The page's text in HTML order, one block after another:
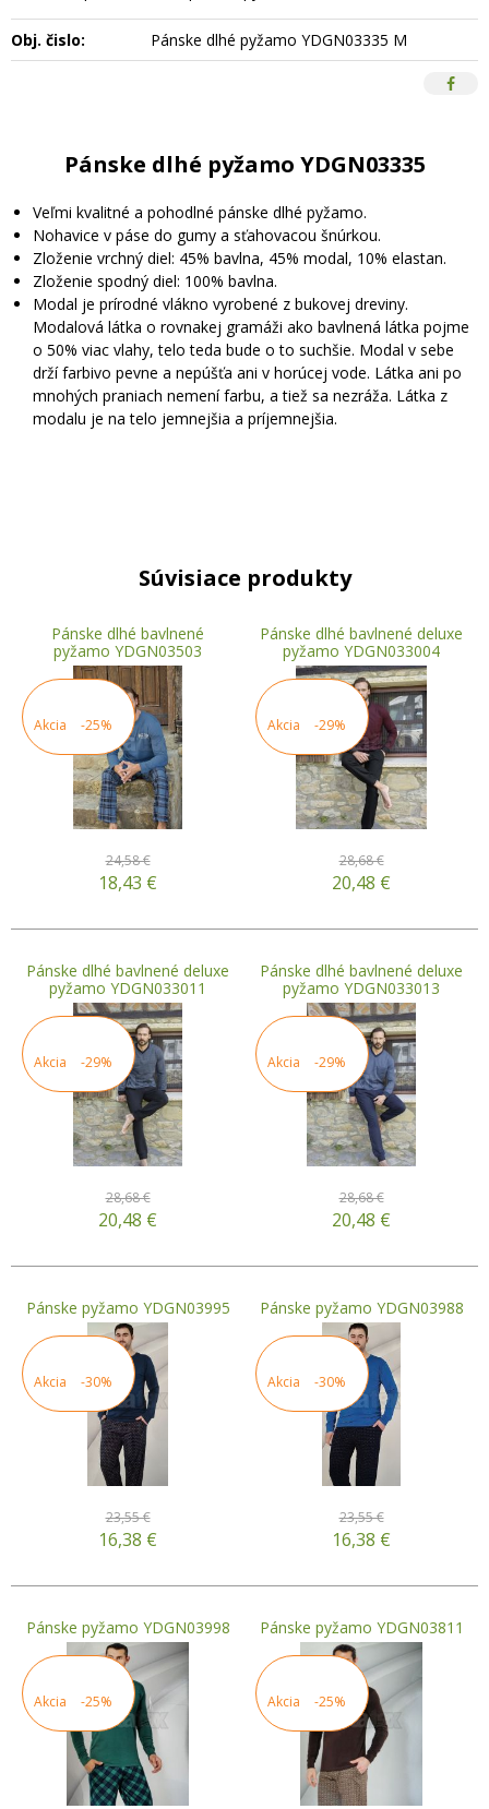
Obj. čislo: Pánske dlhé pyžamo YDGN03335 M
Pánske dlhé pyžamo YDGN03335
Veľmi kvalitné a pohodlné pánske dlhé pyžamo.
Nohavice v páse do gumy a sťahovacou šnúrkou.
Zloženie vrchný diel: 45% bavlna, 45% modal, 10% elastan.
Zloženie spodný diel: 100% bavlna.
Modal je prírodné vlákno vyrobené z bukovej dreviny.
Modalová látka o rovnakej gramáži ako bavlnená látka pojme
o 50% viac vlahy, telo teda bude o to suchšie. Modal v sebe
drží farbivo pevne a nepúšťa ani v horúcej vode. Látka ani po
mnohých praniach nemení farbu, a tiež sa nezráža. Látka z
modalu je na telo jemnejšia a príjemnejšia.
Súvisiace produkty
Pánske dlhé bavlnené
pyžamo YDGN03503
Akcia -25%
24,58 €
18,43 €
Pánske dlhé bavlnené deluxe
pyžamo YDGN033004
Akcia -29%
28,68 €
20,48 €
Pánske dlhé bavlnené deluxe
pyžamo YDGN033011
Akcia -29%
28,68 €
20,48 €
Pánske dlhé bavlnené deluxe
pyžamo YDGN033013
Akcia -29%
28,68 €
20,48 €
Pánske pyžamo YDGN03995
Akcia -30%
23,55 €
16,38 €
Pánske pyžamo YDGN03988
Akcia -30%
23,55 €
16,38 €
Pánske pyžamo YDGN03998
Akcia -25%
Pánske pyžamo YDGN03811
Akcia -25%